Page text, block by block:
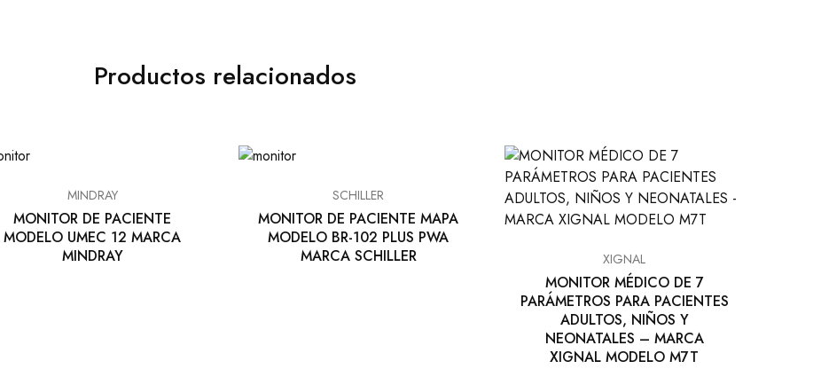
Productos relacionados
MINDRAY
MONITOR DE PACIENTE
MODELO UMEC 12 MARCA
MINDRAY
SCHILLER
MONITOR DE PACIENTE MAPA
MODELO BR-102 PLUS PWA
MARCA SCHILLER
XIGNAL
MONITOR MÉDICO DE 7
PARÁMETROS PARA PACIENTES
ADULTOS, NIÑOS Y
NEONATALES – MARCA
XIGNAL MODELO M7T